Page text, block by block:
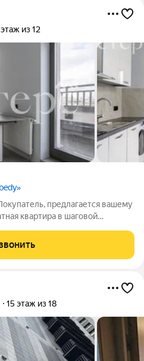
из 12
предлагается вашему
квартира в шаговой
маршрутами, популярными
15 этаж из 18